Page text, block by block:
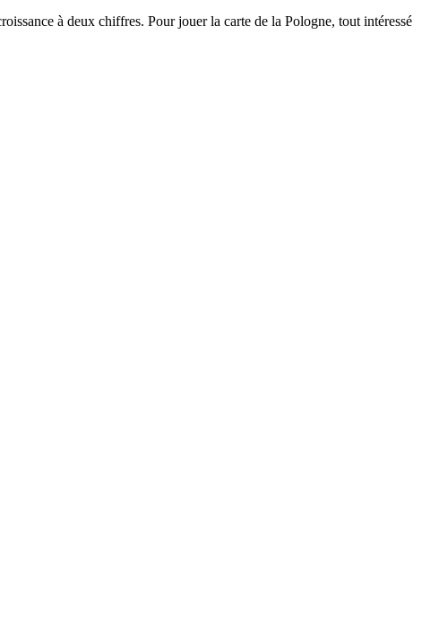
à deux chiffres. Pour jouer la carte de la Pologne, tout intéressé